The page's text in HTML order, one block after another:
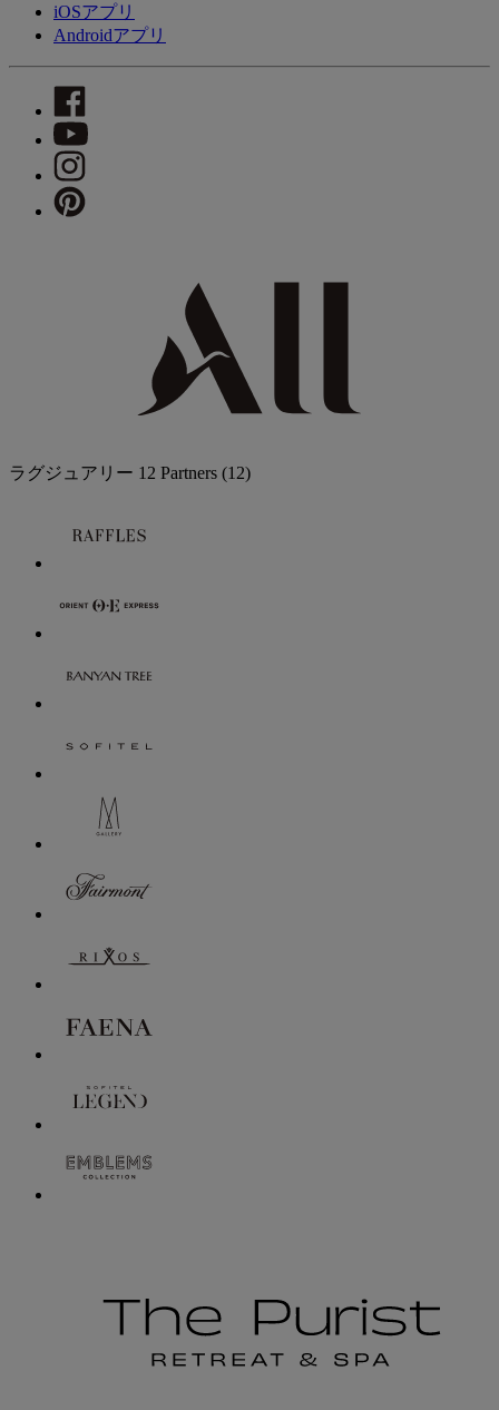
iOSアプリ
Androidアプリ
ラグジュアリー 12 Partners (12)